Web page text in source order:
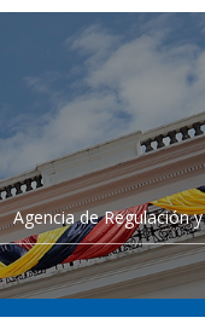
Agencia de Regulación